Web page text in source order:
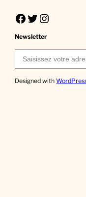
Facebook Twitter Instagram
Newsletter
Saisissez votre adresse e-mail…
Designed with